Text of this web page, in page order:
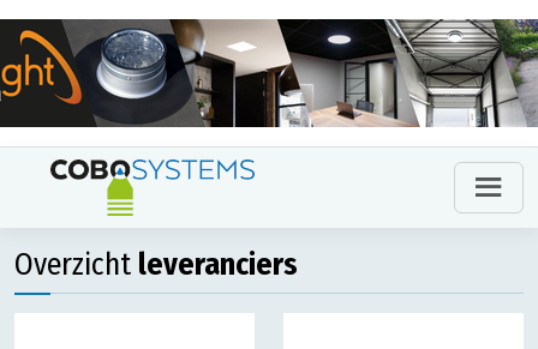
Overzicht leveranciers